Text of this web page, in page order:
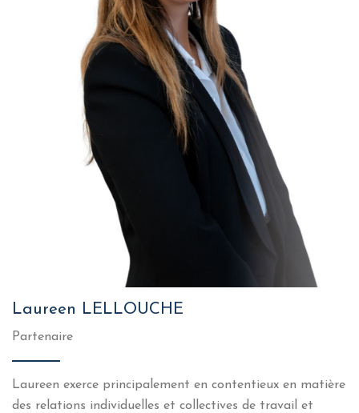
Laureen LELLOUCHE
Partenaire
Laureen exerce principalement en contentieux en matière
des relations individuelles et collectives de travail et